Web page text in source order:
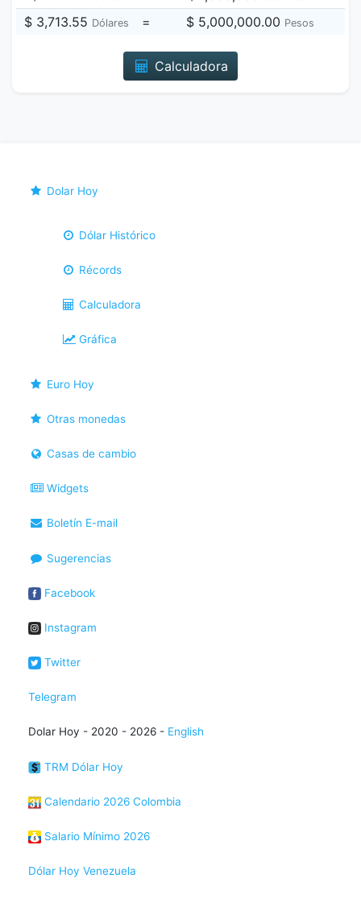
$ 3,713.55 Dólares = $ 5,000,000.00 Pesos
Calculadora
Dolar Hoy
Dólar Histórico
Récords
Calculadora
Gráfica
Euro Hoy
Otras monedas
Casas de cambio
Widgets
Boletín E-mail
Sugerencias
Facebook
Instagram
Twitter
Telegram
Dolar Hoy - 2020 - 2026 - English
TRM Dólar Hoy
Calendario 2026 Colombia
Salario Mínimo 2026
Dólar Hoy Venezuela